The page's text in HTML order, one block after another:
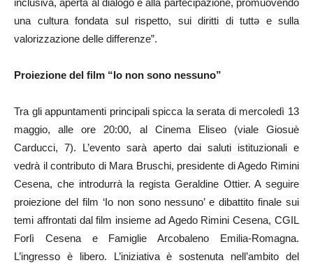
inclusiva, aperta al dialogo e alla partecipazione, promuovendo
una cultura fondata sul rispetto, sui diritti di tuttə e sulla
valorizzazione delle differenze”.
Proiezione del film “Io non sono nessuno”
Tra gli appuntamenti principali spicca la serata di mercoledì 13
maggio, alle ore 20:00, al Cinema Eliseo (viale Giosuè
Carducci, 7). L’evento sarà aperto dai saluti istituzionali e
vedrà il contributo di Mara Bruschi, presidente di Agedo Rimini
Cesena, che introdurrà la regista Geraldine Ottier. A seguire
proiezione del film ‘Io non sono nessuno’ e dibattito finale sui
temi affrontati dal film insieme ad Agedo Rimini Cesena, CGIL
Forlì Cesena e Famiglie Arcobaleno Emilia-Romagna.
L’ingresso è libero. L’iniziativa è sostenuta nell’ambito del